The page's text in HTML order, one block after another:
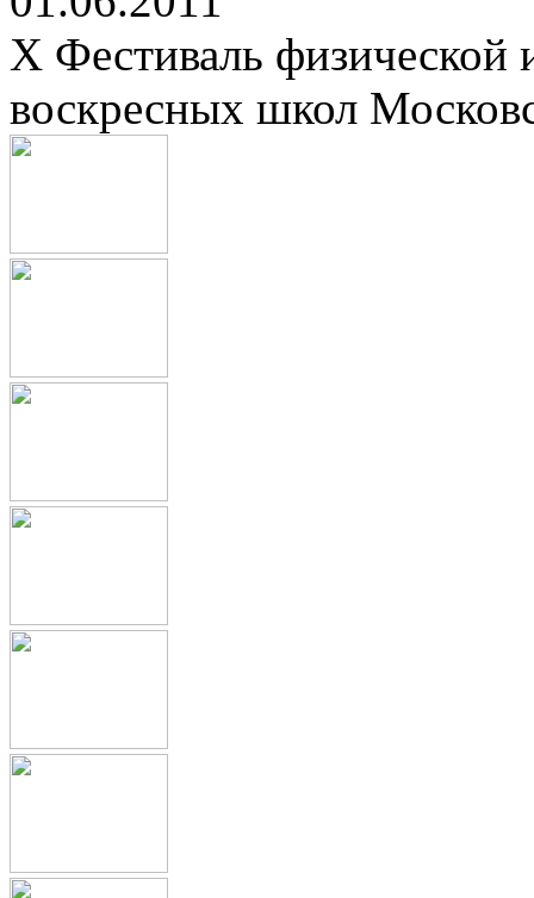
X Фестиваль физической
воскресных школ